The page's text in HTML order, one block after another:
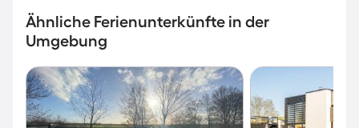
Ähnliche Ferienunterkünfte in der
Umgebung